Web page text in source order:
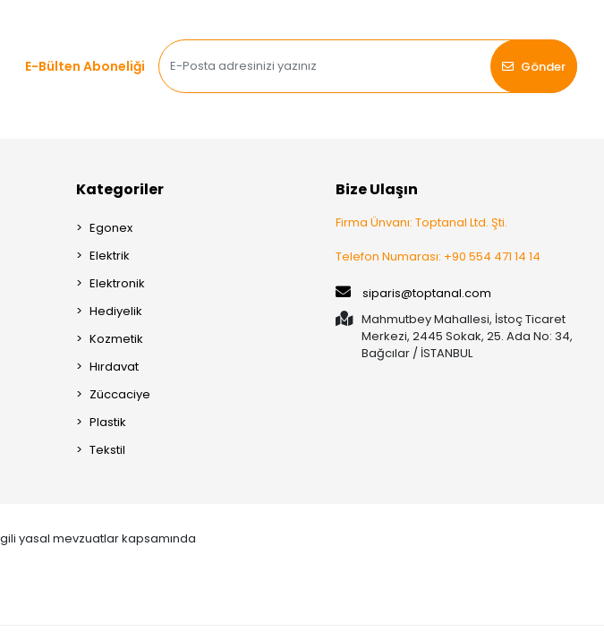
E-Bülten Aboneliği
Gönder
Kategoriler
Egonex
Elektrik
Elektronik
Hediyelik
Kozmetik
Hırdavat
Züccaciye
Plastik
Tekstil
Bize Ulaşın
Firma Ünvanı: Toptanal Ltd. Şti.
Telefon Numarası: +90 554 471 14 14
siparis@toptanal.com
Mahmutbey Mahallesi, İstoç Ticaret
Merkezi, 2445 Sokak, 25. Ada No: 34,
Bağcılar / İSTANBUL
yasal mevzuatlar kapsamında